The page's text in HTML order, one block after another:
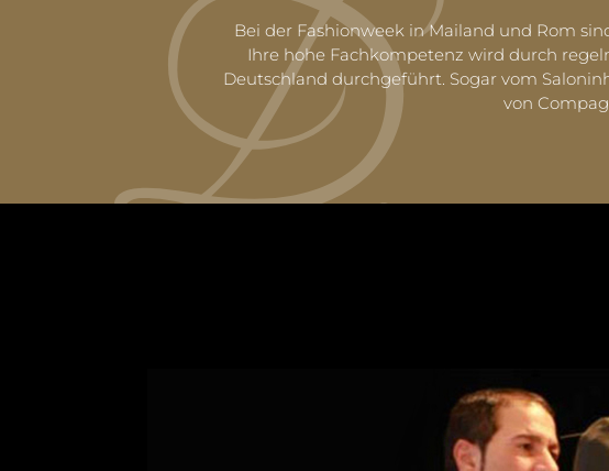
Bei der Fashionweek in Mailand und Rom
Ihre hohe Fachkompetenz wird durch
Deutschland durchgeführt. Sogar vom
von